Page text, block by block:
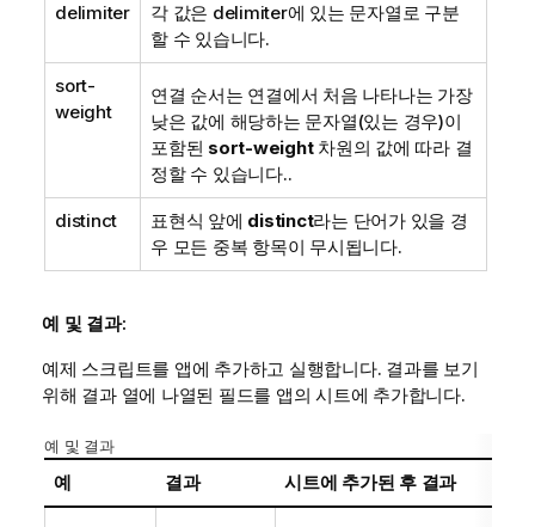
delimiter 각 값은 delimiter에 있는 문자열로 구분
할 수 있습니다.
sort-
weight
연결 순서는 연결에서 처음 나타나는 가장
낮은 값에 해당하는 문자열(있는 경우)이
포함된 sort-weight차원의 값에 따라 결
정할 수 있습니다..
distinct 표현식 앞에 distinct라는 단어가 있을 경
우 모든 중복 항목이 무시됩니다.
예 및 결과:
예제 스크립트를 앱에 추가하고 실행합니다. 결과를 보기
위해 결과 열에 나열된 필드를 앱의 시트에 추가합니다.
예 및 결과
예 결과 시트에 추가된 후 결과